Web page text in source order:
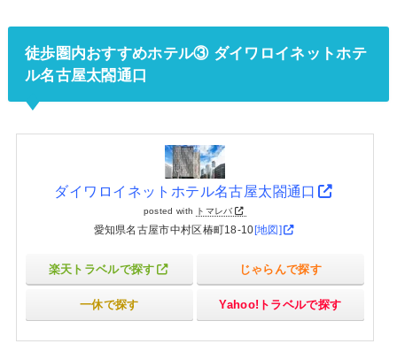
徒歩圏内おすすめホテル③ ダイワロイネットホテ
ル名古屋太閤通口
ダイワロイネットホテル名古屋太閤通口
posted with トマレバ
愛知県名古屋市中村区椿町18-10 [地図]
楽天トラベルで探す じゃらんで探す
一休で探す Yahoo!トラベルで探す